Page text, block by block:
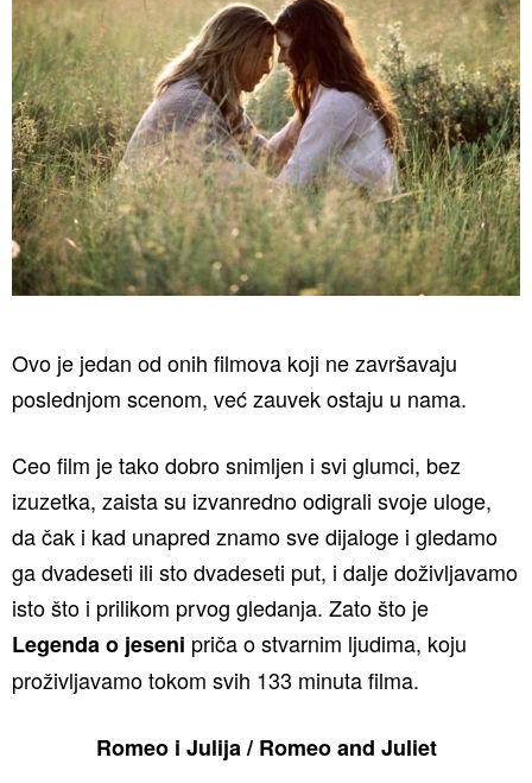
Ovo je jedan od onih filmova koji ne završavaju
poslednjom scenom, već zauvek ostaju u nama.
Ceo film je tako dobro snimljen i svi glumci, bez
izuzetka, zaista su izvanredno odigrali svoje uloge,
da čak i kad unapred znamo sve dijaloge i gledamo
ga dvadeseti ili sto dvadeseti put, i dalje doživljavamo
isto što i prilikom prvog gledanja. Zato što je
Legenda o jeseni priča o stvarnim ljudima, koju
proživljavamo tokom svih 133 minuta filma.
Romeo i Julija / Romeo and Juliet